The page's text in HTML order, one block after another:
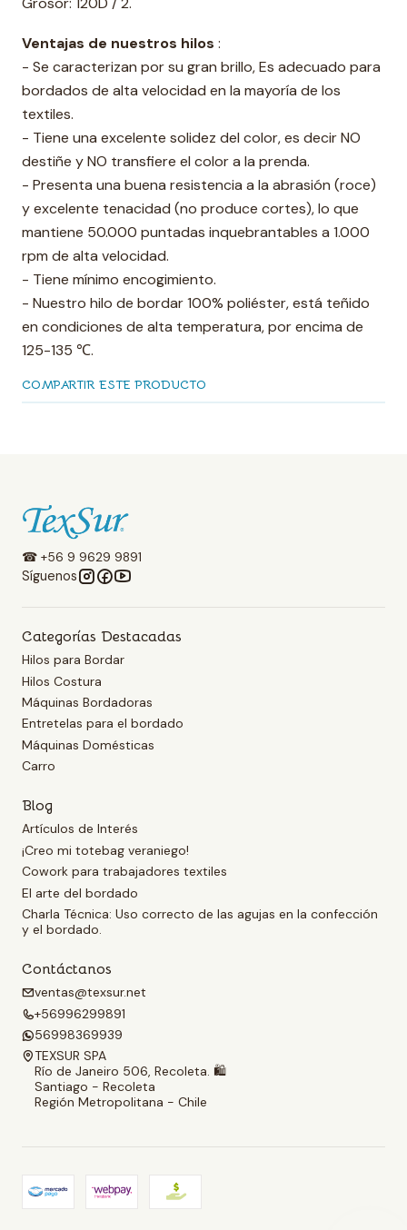
Ventajas de nuestros hilos :
- Se caracterizan por su gran brillo, Es adecuado para
bordados de alta velocidad en la mayoría de los
textiles.
- Tiene una excelente solidez del color, es decir NO
destiñe y NO transfiere el color a la prenda.
- Presenta una buena resistencia a la abrasión (roce)
y excelente tenacidad (no produce cortes), lo que
mantiene 50.000 puntadas inquebrantables a 1.000
rpm de alta velocidad.
- Tiene mínimo encogimiento.
- Nuestro hilo de bordar 100% poliéster, está teñido
en condiciones de alta temperatura, por encima de
125-135 ℃.
COMPARTIR ESTE PRODUCTO
☎ +56 9 9629 9891
Síguenos
Categorías Destacadas
Hilos para Bordar
Hilos Costura
Máquinas Bordadoras
Entretelas para el bordado
Máquinas Domésticas
Carro
Blog
Artículos de Interés
¡Creo mi totebag veraniego!
Cowork para trabajadores textiles
El arte del bordado
Charla Técnica: Uso correcto de las agujas en la confección
y el bordado.
Contáctanos
ventas@texsur.net
+56996299891
56998369939
TEXSUR SPA
Río de Janeiro 506, Recoleta. 🛍️
Santiago - Recoleta
Región Metropolitana - Chile